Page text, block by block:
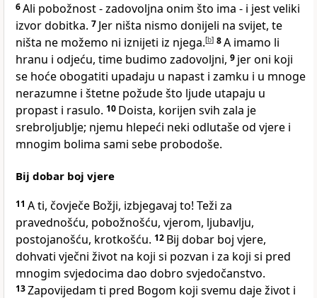
6Ali pobožnost - zadovoljna onim što ima - i jest veliki
izvor dobitka. 7 Jer ništa nismo donijeli na svijet, te
ništa ne možemo ni iznijeti iz njega.[b] 8A imamo li
hranu i odjeću, time budimo zadovoljni, 9 jer oni koji
se hoće obogatiti upadaju u napast i zamku i u mnoge
nerazumne i štetne požude što ljude utapaju u
propast i rasulo. 10 Doista, korijen svih zala je
srebroljublje; njemu hlepeći neki odlutaše od vjere i
mnogim bolima sami sebe probodoše.
Bij dobar boj vjere
11 A ti, čovječe Božji, izbjegavaj to! Teži za
pravednošću, pobožnošću, vjerom, ljubavlju,
postojanošću, krotkošću. 12 Bij dobar boj vjere,
dohvati vječni život na koji si pozvan i za koji si pred
mnogim svjedocima dao dobro svjedočanstvo.
13Zapovijedam ti pred Bogom koji svemu daje život i